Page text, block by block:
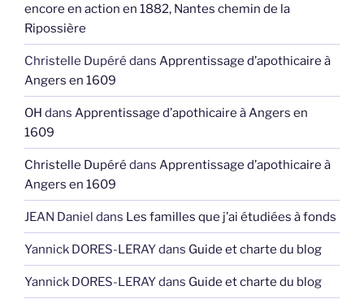
encore en action en 1882, Nantes chemin de la
Ripossière
Christelle Dupéré dans Apprentissage d’apothicaire à
Angers en 1609
OH dans Apprentissage d’apothicaire à Angers en
1609
Christelle Dupéré dans Apprentissage d’apothicaire à
Angers en 1609
JEAN Daniel dans Les familles que j’ai étudiées à fonds
Yannick DORES-LERAYdans Guide et charte du blog
Yannick DORES-LERAYdans Guide et charte du blog